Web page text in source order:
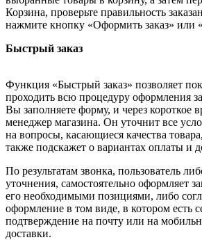
Корзина, проверьте правильность
нажмите кнопку «Оформить заказ» или
Быстрый заказ
Функция «Быстрый заказ» позволяет
проходить всю процедуру оформления
Вы заполняете форму, и через короткое
менеджер магазина. Он уточнит все
на вопросы, касающиеся качества
также подскажет о вариантах оплаты и
По результатам звонка, пользователь
уточнения, самостоятельно оформляет
его необходимыми позициями, либо
оформление в том виде, в котором есть
подтверждение на почту или на
доставки.